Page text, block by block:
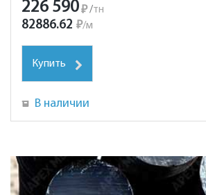
226 590₽ /тн
82886.62 ₽/м
Купить
В наличии